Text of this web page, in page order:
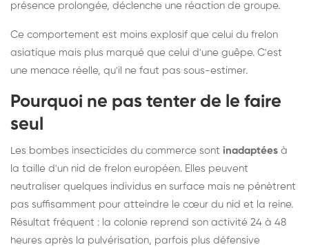
présence prolongée, déclenche une réaction de groupe.
Ce comportement est moins explosif que celui du frelon
asiatique mais plus marqué que celui d'une guêpe. C'est
une menace réelle, qu'il ne faut pas sous-estimer.
Pourquoi ne pas tenter de le faire
seul
Les bombes insecticides du commerce sont inadaptées à
la taille d'un nid de frelon européen. Elles peuvent
neutraliser quelques individus en surface mais ne pénètrent
pas suffisamment pour atteindre le cœur du nid et la reine.
Résultat fréquent : la colonie reprend son activité 24 à 48
heures après la pulvérisation, parfois plus défensive